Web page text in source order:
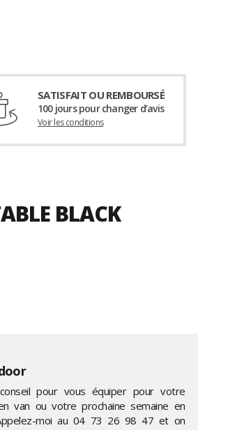
SATISFAIT OU REMBOURSÉ
100 jours pour changer d’avis
Voir les conditions
BLACK
pour vous équiper pour votre
van ou votre prochaine semaine en
moi au 04 73 26 98 47 et on